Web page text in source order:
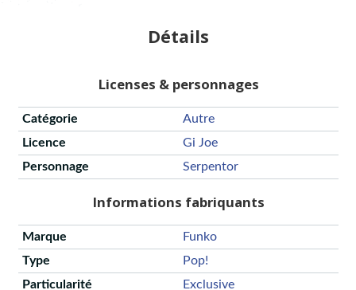
Détails
Licenses & personnages
Catégorie
Autre
Licence
Gi Joe
Personnage
Serpentor
Informations fabriquants
Marque
Funko
Type
Pop!
Particularité
Exclusive